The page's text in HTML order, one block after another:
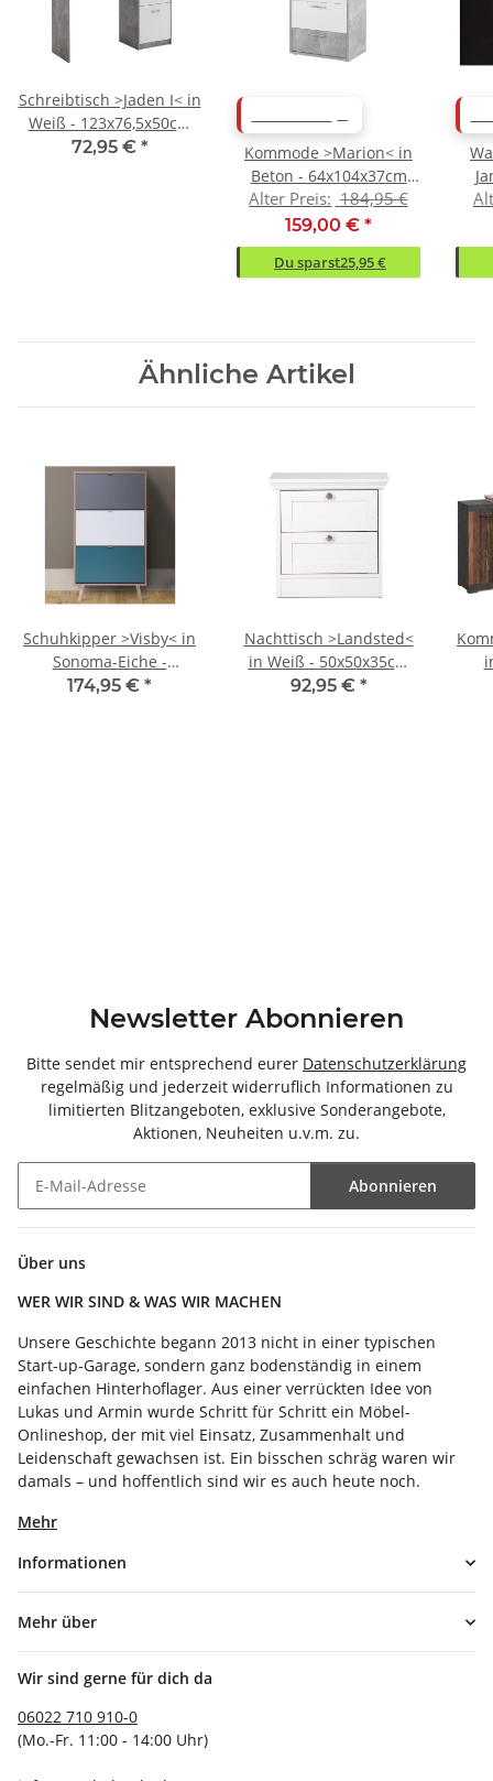
Schreibtisch >Jaden I< in
Weiß - 123x76,5x50cm
(BxHxT)
72,95 € *
Kommode >Marion< in
Beton - 64x104x37cm
(BxHxT)
Alter Preis: 184,95 €
159,00 € *
Du sparst25,95 €
Ähnliche Artikel
Schuhkipper >Visby< in
Sonoma-Eiche -
70x127x24cm (BxHxT)
174,95 € *
Nachttisch >Landsted<
in Weiß - 50x50x35cm
(BxHxT)
92,95 € *
in -
Newsletter Abonnieren
Bitte sendet mir entsprechend eurer Datenschutzerklärung
regelmäßig und jederzeit widerruflich Informationen zu
limitierten Blitzangeboten, exklusive Sonderangebote,
Aktionen, Neuheiten u.v.m. zu.
Abonnieren
Über uns
WER WIR SIND & WAS WIR MACHEN
Unsere Geschichte begann 2013 nicht in einer typischen
Start-up-Garage, sondern ganz bodenständig in einem
einfachen Hinterhoflager. Aus einer verrückten Idee von
Lukas und Armin wurde Schritt für Schritt ein Möbel-
Onlineshop, der mit viel Einsatz, Zusammenhalt und
Leidenschaft gewachsen ist. Ein bisschen schräg waren wir
damals – und hoffentlich sind wir es auch heute noch.
Mehr
Informationen
Mehr über
Wir sind gerne für dich da
06022 710 910-0
(Mo.-Fr. 11:00 - 14:00 Uhr)